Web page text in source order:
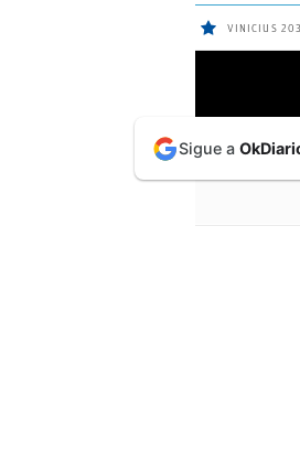
VINICIUS
ÚLTIMAS
NOTICIAS
Sigue a